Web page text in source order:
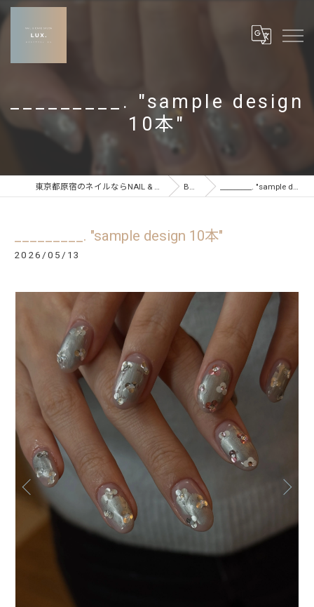
_________. "sample design
10本"
東京都原宿のネイルならNAIL & CARE SALON LUX BLOG _________. "sample design 10本"
_________. "sample design 10本"
2026/05/13